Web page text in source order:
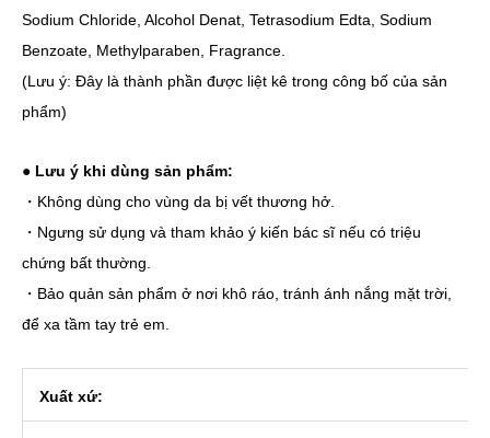
Sodium Chloride, Alcohol Denat, Tetrasodium Edta, Sodium
Benzoate, Methylparaben, Fragrance.
(Lưu ý: Đây là thành phần được liệt kê trong công bố của sản
phẩm)
● Lưu ý khi dùng sản phẩm:
・Không dùng cho vùng da bị vết thương hở.
・Ngưng sử dụng và tham khảo ý kiến bác sĩ nếu có triệu
chứng bất thường.
・Bảo quản sản phẩm ở nơi khô ráo, tránh ánh nắng mặt trời,
để xa tầm tay trẻ em.
Xuất xứ: